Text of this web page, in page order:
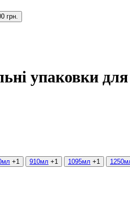
грн.
упаковки
+1 910мл +1 1095мл +1